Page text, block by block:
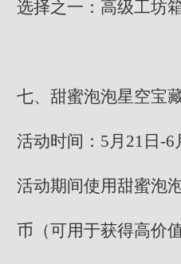
选择之一：高级工坊
七、甜蜜泡泡星空宝
活动时间：5月21日-6
活动期间使用甜蜜泡
币（可用于获得高价